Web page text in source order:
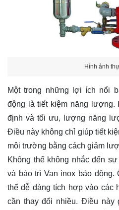
Hình ảnh
Một trong những lợi ích nổi
động là tiết kiệm năng lượng.
định và tối ưu, lượng năng
Điều này không chỉ giúp tiết
môi trường bằng cách giảm
Không thể không nhắc đến
và bảo trì Van inox báo
thể dễ dàng tích hợp vào các
cần thay đổi nhiều. Điều này